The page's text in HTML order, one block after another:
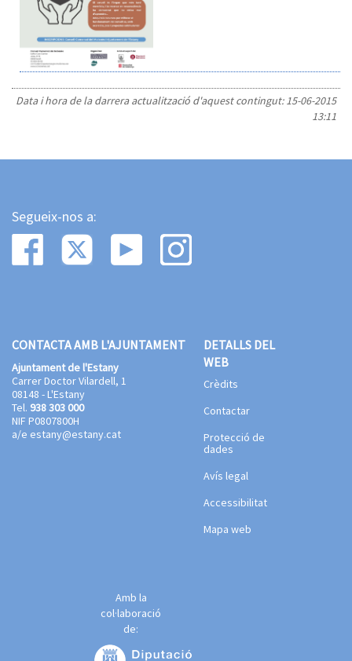
Data i hora de la darrera actualització d'aquest contingut:15-06-2015
13:11
Segueix-nos a:
CONTACTA AMB L'AJUNTAMENT
Ajuntament de l'Estany
Carrer Doctor Vilardell, 1
08148 - L'Estany
Tel. 938 303 000
NIF P0807800H
a/e estany@estany.cat
DETALLS DEL
WEB
Crèdits
Contactar
Protecció de
dades
Avís legal
Accessibilitat
Mapa web
Amb la
col·laboració
de: